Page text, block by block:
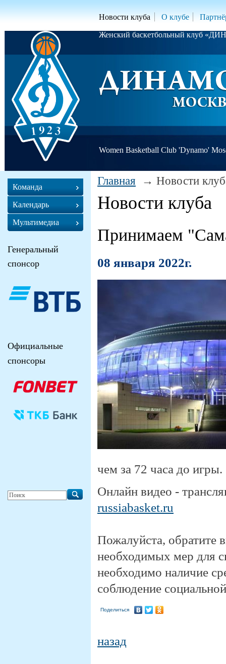
Новости клуба О клубе
Женский баскетбольный клуб
Women Basketball Club 'Dynamo'
Главная Новости
Новости клуба
Принимаем
08 января 2022г.
чем за 72 часа до игры.
Онлайн видео -
russiabasket.ru
Пожалуйста, обратите
необходимых мер для
необходимо наличие
соблюдение
Поделиться
назад
Команда
Календарь
Мультимедиа
Генеральный
спонсор
Официальные
спонсоры